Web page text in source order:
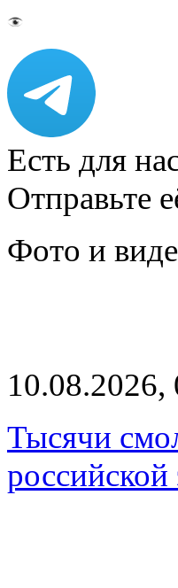
Есть для
Отправьте
Фото и
10.08.2026,
Тысячи
российской